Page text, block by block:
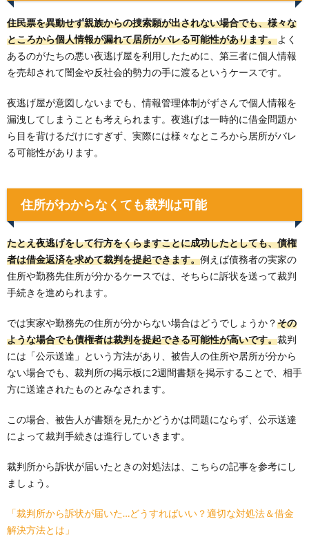
住民票を異動せず親族からの捜索願が出されない場合でも、様々な
ところから個人情報が漏れて居所がバレる可能性があります。よく
あるのがたちの悪い夜逃げ屋を利用したために、第三者に個人情報
を売却されて闇金や反社会的勢力の手に渡るというケースです。
夜逃げ屋が意図しないまでも、情報管理体制がずさんで個人情報を
漏洩してしまうことも考えられます。夜逃げは一時的に借金問題か
ら目を背けるだけにすぎず、実際には様々なところから居所がバレ
る可能性があります。
住所がわからなくても裁判は可能
たとえ夜逃げをして行方をくらますことに成功したとしても、債権
者は借金返済を求めて裁判を提起できます。例えば債務者の実家の
住所や勤務先住所が分かるケースでは、そちらに訴状を送って裁判
手続きを進められます。
では実家や勤務先の住所が分からない場合はどうでしょうか？その
ような場合でも債権者は裁判を提起できる可能性が高いです。裁判
には「公示送達」という方法があり、被告人の住所や居所が分から
ない場合でも、裁判所の掲示板に2週間書類を掲示することで、相手
方に送達されたものとみなされます。
この場合、被告人が書類を見たかどうかは問題にならず、公示送達
によって裁判手続きは進行していきます。
裁判所から訴状が届いたときの対処法は、こちらの記事を参考にし
ましょう。
「裁判所から訴状が届いた…どうすればいい？適切な対処法＆借金
解決方法とは」